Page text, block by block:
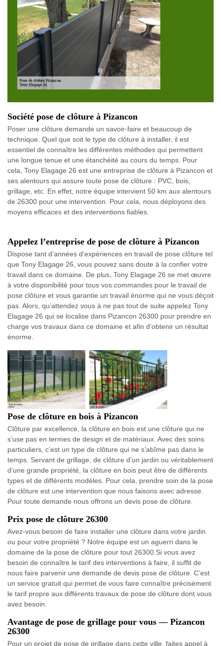
Société pose de clôture à Pizancon
Poser une clôture demande un savoir-faire et beaucoup de
technique. Quel que soit le type de clôture à installer, il est
essentiel de connaître les différentes méthodes qui permettent
une longue tenue et une étanchéité au cours du temps. Pour
cela, Tony Elagage 26 est une entreprise de clôture à Pizancon et
ses alentours qui assure toute pose de clôture : PVC, bois,
grillage, etc. En effet, notre équipe intervient 50 km aux alentours
de 26300 pour une intervention. Pour cela, nous déployons des
moyens efficaces et des interventions fiables.
Appelez l’entreprise de pose de clôture à Pizancon
Dispose tant d’années d’expériences en travail de pose clôture tel
que Tony Elagage 26, vous pouvez sans doute à la confier votre
travail dans ce domaine. De plus, Tony Elagage 26 se met œuvre
à votre disponibilité pour tous vos commandes pour le travail de
pose clôture et vous garantie un travail énorme qui ne vous déçoit
pas. Alors, qu’attendez vous à ne pas tout de suite appelez Tony
Elagage 26 qui se localise dans Pizancon 26300 pour prendre en
charge vos travaux dans ce domaine et afin d’obtenir un résultat
énorme.
Pose de clôture en bois à Pizancon
Clôture par excellence, la clôture en bois est une clôture qui ne
s’use pas en termes de design et de matériaux. Avec des soins
particuliers, c’est un type de clôture qui ne s’abîme pas dans le
temps. Servant de grillage, de clôture d’un jardin ou véritablement
d’une grande propriété, la clôture en bois peut être de différents
types et de différents modèles. Pour cela, prendre soin de la pose
de clôture est une intervention que nous faisons avec adresse.
Pour toute demande nous offrons un devis pose de clôture.
Prix pose de clôture 26300
Avez-vous besoin de faire installer une clôture dans votre jardin
ou pour votre propriété ? Notre équipe est un aguerri dans le
domaine de la pose de clôture pour tout 26300.Si vous avez
besoin de connaître le tarif des interventions à faire, il suffit de
nous faire parvenir une demande de devis pose de clôture. C’est
un service gratuit qui permet de vous faire connaître précisément
le tarif propre aux différents travaux de pose de clôture dont vous
avez besoin.
Avantage de pose de grillage pour vous — Pizancon
26300
Pour un projet de pose de grillage dans cette ville, faites appel à